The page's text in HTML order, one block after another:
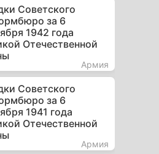
Советского
за 6
1942 года
Отечественной
Армия
Советского
за 6
1941 года
Отечественной
Армия